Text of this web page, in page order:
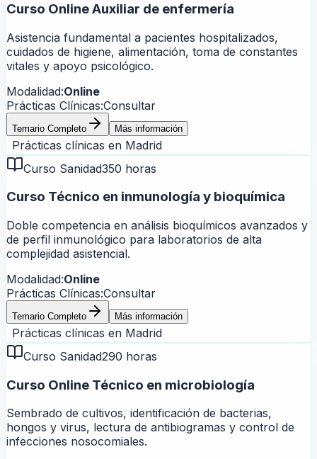
Curso Online Auxiliar de enfermería
Asistencia fundamental a pacientes hospitalizados,
cuidados de higiene, alimentación, toma de constantes
vitales y apoyo psicológico.
Modalidad:Online
Prácticas Clínicas:Consultar
Temario Completo Más información
Prácticas clínicas en Madrid
Curso Sanidad350 horas
Curso Técnico en inmunología y bioquímica
Doble competencia en análisis bioquímicos avanzados y
de perfil inmunológico para laboratorios de alta
complejidad asistencial.
Modalidad:Online
Prácticas Clínicas:Consultar
Temario Completo Más información
Prácticas clínicas en Madrid
Curso Sanidad290 horas
Curso Online Técnico en microbiología
Sembrado de cultivos, identificación de bacterias,
hongos y virus, lectura de antibiogramas y control de
infecciones nosocomiales.